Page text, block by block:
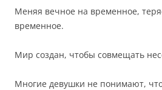
Меняя вечное на временное,
временное.
Мир создан, чтобы совмещать
Многие девушки не понимают,